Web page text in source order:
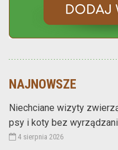
NAJNOWSZE
Niechciane wizyty
psy i koty bez
4 sierpnia 2026